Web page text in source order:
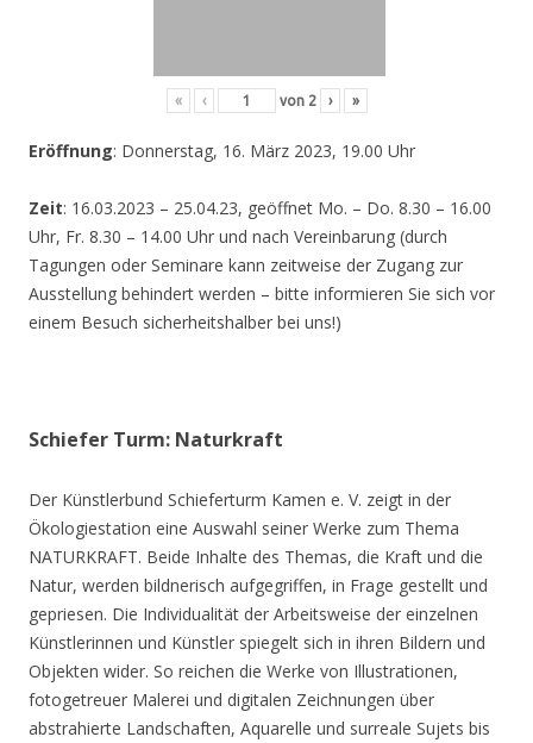
« ‹ von 2 › »
Eröffnung: Donnerstag, 16. März 2023, 19.00 Uhr
Zeit: 16.03.2023 – 25.04.23, geöffnet Mo. – Do. 8.30 – 16.00
Uhr, Fr. 8.30 – 14.00 Uhr und nach Vereinbarung (durch
Tagungen oder Seminare kann zeitweise der Zugang zur
Ausstellung behindert werden – bitte informieren Sie sich vor
einem Besuch sicherheitshalber bei uns!)
Schiefer Turm: Naturkraft
Der Künstlerbund Schieferturm Kamen e. V. zeigt in der
Ökologiestation eine Auswahl seiner Werke zum Thema
NATURKRAFT. Beide Inhalte des Themas, die Kraft und die
Natur, werden bildnerisch aufgegriffen, in Frage gestellt und
gepriesen. Die Individualität der Arbeitsweise der einzelnen
Künstlerinnen und Künstler spiegelt sich in ihren Bildern und
Objekten wider. So reichen die Werke von Illustrationen,
fotogetreuer Malerei und digitalen Zeichnungen über
abstrahierte Landschaften, Aquarelle und surreale Sujets bis